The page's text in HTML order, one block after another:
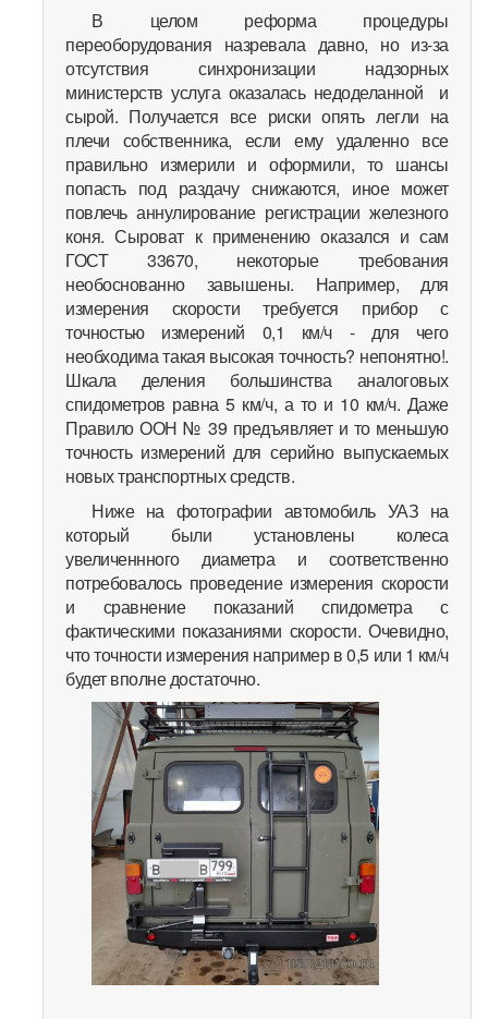
В целом реформа процедуры
переоборудования назревала давно, но из-за
отсутствия синхронизации надзорных
министерств услуга оказалась недоделанной и
сырой. Получается все риски опять легли на
плечи собственника, если ему удаленно все
правильно измерили и оформили, то шансы
попасть под раздачу снижаются, иное может
повлечь аннулирование регистрации железного
коня. Сыроват к применению оказался и сам
ГОСТ 33670, некоторые требования
необоснованно завышены. Например, для
измерения скорости требуется прибор с
точностью измерений 0,1 км/ч - для чего
необходима такая высокая точность? непонятно!.
Шкала деления большинства аналоговых
спидометров равна 5 км/ч, а то и 10 км/ч. Даже
Правило ООН № 39 предъявляет и то меньшую
точность измерений для серийно выпускаемых
новых транспортных средств.
Ниже на фотографии автомобиль УАЗ на
который были установлены колеса
увеличеннного диаметра и соответственно
потребовалось проведение измерения скорости
и сравнение показаний спидометра с
фактическими показаниями скорости. Очевидно,
что точности измерения например в 0,5 или 1 км/ч
будет вполне достаточно.